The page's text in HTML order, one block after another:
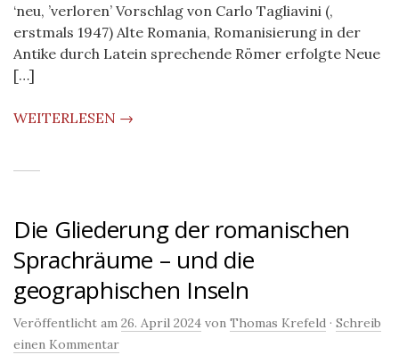
‘neu, ’verloren’ Vorschlag von Carlo Tagliavini (,
erstmals 1947) Alte Romania, Romanisierung in der
Antike durch Latein sprechende Römer erfolgte Neue
[…]
WEITERLESEN →
Die Gliederung der romanischen
Sprachräume – und die
geographischen Inseln
Veröffentlicht am 26. April 2024 von Thomas Krefeld · Schreib
einen Kommentar